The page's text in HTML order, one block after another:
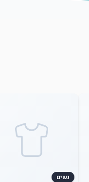
נשים